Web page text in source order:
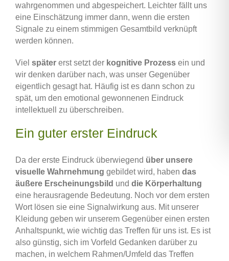
wahrgenommen und abgespeichert. Leichter fällt uns
eine Einschätzung immer dann, wenn die ersten
Signale zu einem stimmigen Gesamtbild verknüpft
werden können.
Viel später erst setzt der kognitive Prozess ein und
wir denken darüber nach, was unser Gegenüber
eigentlich gesagt hat. Häufig ist es dann schon zu
spät, um den emotional gewonnenen Eindruck
intellektuell zu überschreiben.
Ein guter erster Eindruck
Da der erste Eindruck überwiegend über unsere
visuelle Wahrnehmung gebildet wird, haben das
äußere Erscheinungsbild und die Körperhaltung
eine herausragende Bedeutung. Noch vor dem ersten
Wort lösen sie eine Signalwirkung aus. Mit unserer
Kleidung geben wir unserem Gegenüber einen ersten
Anhaltspunkt, wie wichtig das Treffen für uns ist. Es ist
also günstig, sich im Vorfeld Gedanken darüber zu
machen, in welchem Rahmen/Umfeld das Treffen